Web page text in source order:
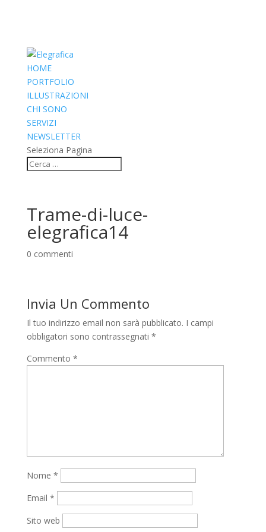
HOME
PORTFOLIO
ILLUSTRAZIONI
CHI SONO
SERVIZI
NEWSLETTER
Seleziona Pagina
Trame-di-luce-
elegrafica14
0 commenti
Invia Un Commento
Il tuo indirizzo email non sarà pubblicato. I campi
obbligatori sono contrassegnati *
Commento *
Nome *
Email *
Sito web